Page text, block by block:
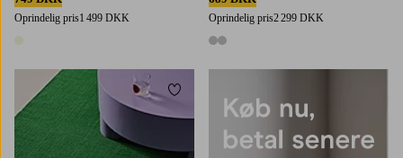
Oprindelig pris1 499 DKK
1 farve
Oprindelig pris2 299 DKK
2 farver
Tilføj til favoritter
160X230